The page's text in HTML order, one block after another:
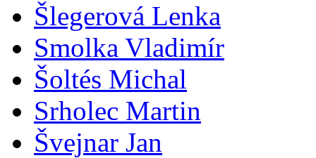
Šlegerová Lenka
Smolka Vladimír
Šoltés Michal
Srholec Martin
Švejnar Jan